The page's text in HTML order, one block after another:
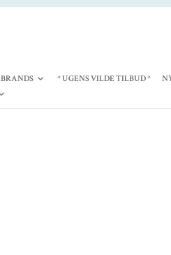
BRANDS * UGENS VILDE TILBUD *